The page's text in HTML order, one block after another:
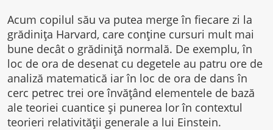
Acum copilul său va putea merge în fiecare zi la
grădinița Harvard, care conține cursuri mult mai
bune decât o grădiniță normală. De exemplu, în
loc de ora de desenat cu degetele au patru ore de
analiză matematică iar în loc de ora de dans în
cerc petrec trei ore învățând elementele de bază
ale teoriei cuantice și punerea lor în contextul
teorieri relativității generale a lui Einstein.